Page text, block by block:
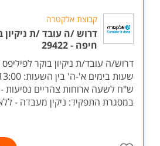
קבוצת אלקטרה
דרוש /ה עובד /ת ניקיון
חיפה - 29422
ש"ח לשעה ארוחות צהריים נסיעות
במסגרת התפקיד: ניקין מעבדה -